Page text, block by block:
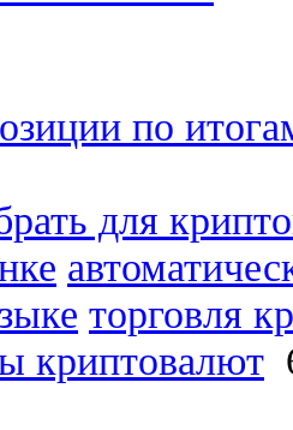
по
для
торговля
криптовалют